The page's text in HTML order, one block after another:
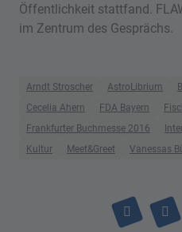
Öffentlichkeit stattfand.
im Zentrum des Gesprächs.
Arndt Stroscher AstroLibrium
Cecelia Ahern
FDA Bayern
Frankfurter Buchmesse 2016
Kultur
Meet&Greet Vanessas